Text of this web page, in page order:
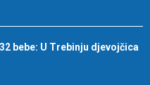
bebe: U Trebinju djevojčica